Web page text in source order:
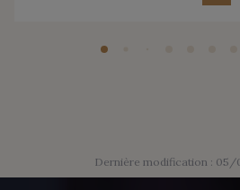
Dernière modification : 05/